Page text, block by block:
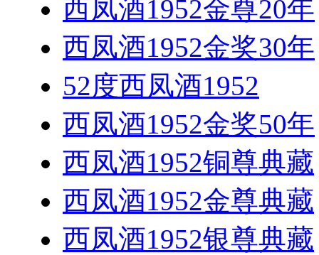
西凤酒1952金尊20年
西凤酒1952金奖30年
52度西凤酒1952
西凤酒1952金奖50年
西凤酒1952铜尊典藏
西凤酒1952金尊典藏
西凤酒1952银尊典藏